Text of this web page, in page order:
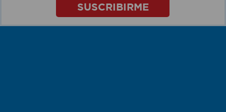
SUSCRIBIRME